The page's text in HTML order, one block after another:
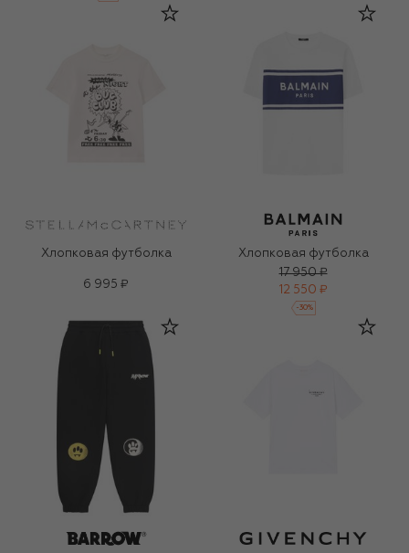
Хлопковая футболка
6 995 ₽
Хлопковая футболка
17 950 ₽
12 550 ₽
-30%